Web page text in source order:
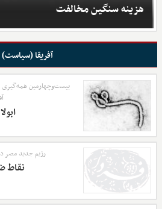
هزینه سنگین مخالفت
آفریقا (سیاست)
بیست‌وچهارمین همه‌گیری
رژیم جدید مصر
نقاط